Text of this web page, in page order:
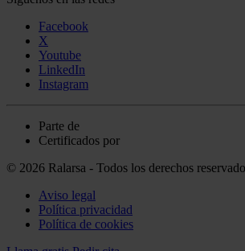
Facebook
X
Youtube
LinkedIn
Instagram
Parte de
Certificados por
© 2026 Ralarsa - Todos los derechos
Aviso legal
Política privacidad
Política de cookies